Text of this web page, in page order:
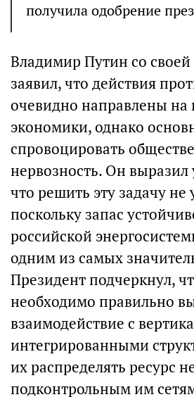
получила одобрение
Владимир Путин со
заявил, что действия
очевидно направлены на
экономики, однако
спровоцировать
нервозность. Он выразил
что решить эту задачу не
поскольку запас
российской
одним из самых
Президент подчеркнул,
необходимо правильно
взаимодействие с
интегрированными
их распределять ресурс
подконтрольным им